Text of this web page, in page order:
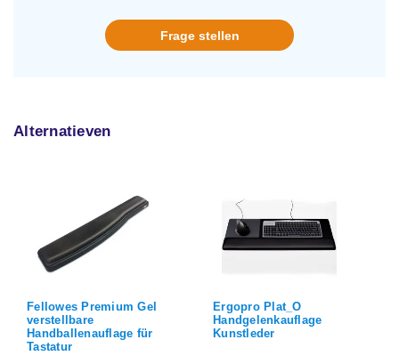
Frage stellen
Alternatieven
Ergopro Plat_O
Handgelenkauflage
Kunstleder
Fellowes Premium Gel
verstellbare
Handballenauflage für